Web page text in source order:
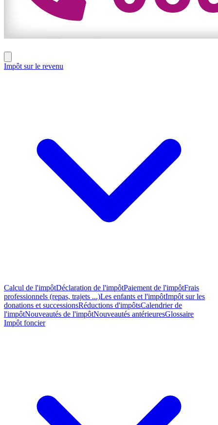
Impôt sur le revenu
Calcul de l'impôtDéclaration de l'impôtPaiement de l'impôtFrais
professionnels (repas, trajets ...)Les enfants et l'impôtImpôt sur les
donations et successionsRéductions d'impôtsCalendrier de
l'impôtNouveautés de l'impôtNouveautés antérieuresGlossaire
Impôt foncier